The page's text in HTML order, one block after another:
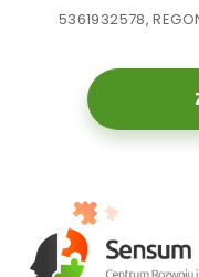
5361932578,